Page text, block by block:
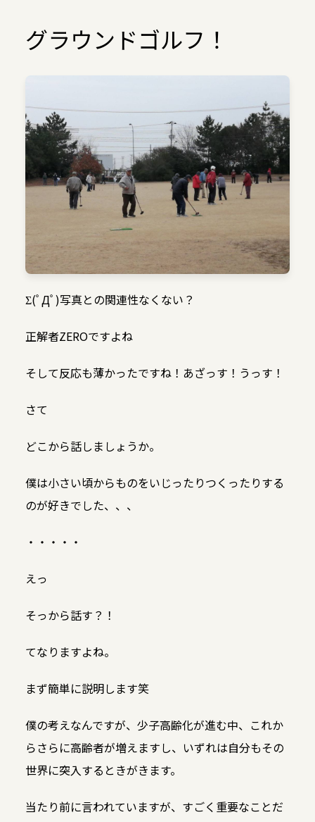
グラウンドゴルフ！
Σ(ﾟДﾟ)写真との関連性なくない？
正解者ZEROですよね
そして反応も薄かったですね！あざっす！うっす！
さて
どこから話しましょうか。
僕は小さい頃からものをいじったりつくったりする
のが好きでした、、、
・・・・・
えっ
そっから話す？！
てなりますよね。
まず簡単に説明します笑
僕の考えなんですが、少子高齢化が進む中、これか
らさらに高齢者が増えますし、いずれは自分もその
世界に突入するときがきます。
当たり前に言われていますが、すごく重要なことだ